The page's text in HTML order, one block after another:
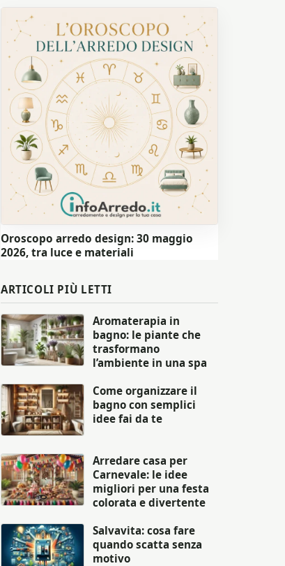
Oroscopo arredo design: 30 maggio
2026, tra luce e materiali
ARTICOLI PIÙ LETTI
Aromaterapia in
bagno: le piante che
trasformano
l’ambiente in una spa
Come organizzare il
bagno con semplici
idee fai da te
Arredare casa per
Carnevale: le idee
migliori per una festa
colorata e divertente
Salvavita: cosa fare
quando scatta senza
motivo